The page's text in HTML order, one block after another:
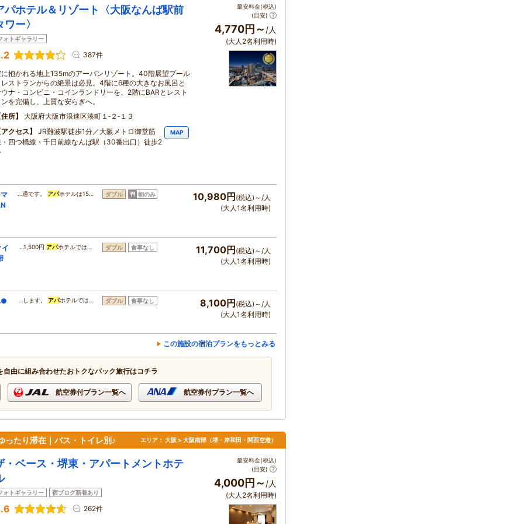
パホテル＆リゾート〈大阪なんば駅前
ワー〉
ォトギャラリー
387件
抱かれる地上135mのアーバンリゾート。40階展望プール
ストランからの絶景は必見。4階に6種の大きなお風呂と
ナ・コンビニ・コインランドリーを、2階にBARとレスト
を完備し、上質な安らぎへ。
住所
大阪府大阪市浪速区湊町１‐２‐１３
アクセス
JR難波駅徒歩1分／大阪メトロ御堂筋
四つ橋線・千日前線なんば駅（30番出口）徒歩2
MAP
最安料金(税込)
(目安)
4,770円～ /人
(大人2名利用時)
…適です。 アパホテルは15… ダブル 朝のみ 10,980円 (税込)～/人
(大人1名利用時)
…1,500円 アパホテルでは… ダブル 食事なし 11,700円 (税込)～/人
(大人1名利用時)
● …します。 アパホテルでは… ダブル 食事なし 8,100円 (税込)～/人
(大人1名利用時)
この施設の宿泊プランをもっとみる
自由に組み合わせたおトクなパック旅行はコチラ
航空券付プラン一覧へ 航空券付プラン一覧へ
たり滞在｜バス・トイレ別♪ エリア： 大阪 > 大阪南部（堺・岸和田・関西空港）
・ベース・堺東・アパートメントホテ
ォトギャラリー 宿ブログ新着あり
262件
最安料金(税込)
(目安)
4,000円～ /人
(大人2名利用時)